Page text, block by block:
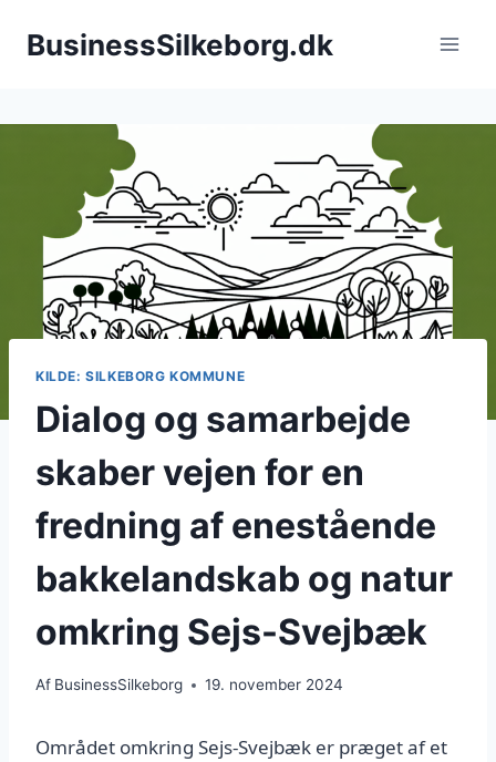
BusinessSilkeborg.dk
KILDE: SILKEBORG KOMMUNE
Dialog og samarbejde
skaber vejen for en
fredning af enestående
bakkelandskab og natur
omkring Sejs-Svejbæk
Af BusinessSilkeborg 19. november 2024
Området omkring Sejs-Svejbæk er præget af et